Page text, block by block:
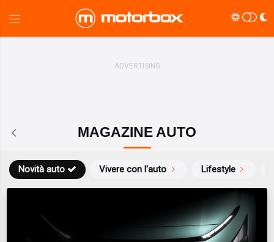
MAGAZINE AUTO
Novità auto Vivere con l'auto Lifestyle